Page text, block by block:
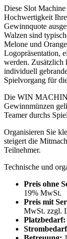
Diese Slot
Hochwertigkeit
Gewinnquote
Walzen sind
Melone und
Logopräsentation,
werden. Zusätzlich
individuell
Spielvorgang für
Die WIN
Gewinnmünzen
Teamer durchs
Organisieren Sie
steigert die
Teilnehmer.
Technische und
Preis ohne
19% MwSt.
Preis mit
MwSt. zzgl.
Platzbedarf: